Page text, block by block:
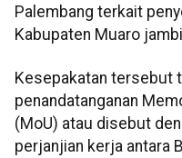
Palembang terkait
Kabupaten Muaro
Kesepakatan tersebut
penandatanganan
(MoU) atau disebut
perjanjian kerja antara